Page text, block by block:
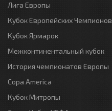
Лига Европы
Кубок Европейских Чемпионов
Кубок Ярмарок
Межконтинентальный кубок
История чемпионатов Европы
Copa America
Кубок Митропы